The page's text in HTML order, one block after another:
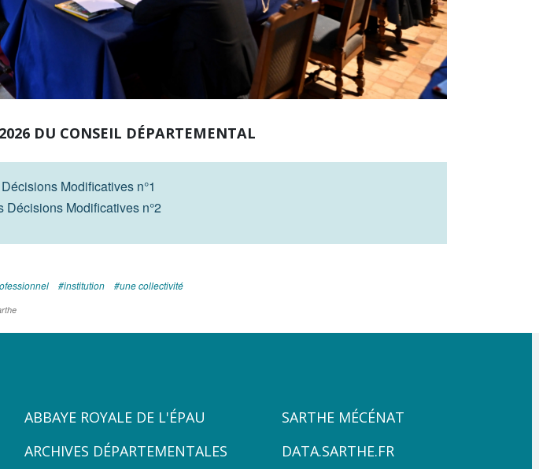
DU CONSEIL DÉPARTEMENTAL
Modificatives n°1
Décisions Modificatives n°2
institution une collectivité
ZONE
3
ABBAYE ROYALE DE L'ÉPAU
ARCHIVES DÉPARTEMENTALES
ZONE
4
SARTHE MÉCÉNAT
DATA.SARTHE.FR